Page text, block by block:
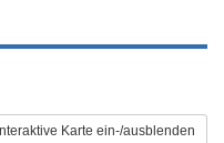
Karte ein-/ausblenden